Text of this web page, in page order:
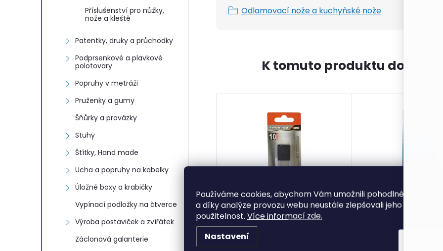
Používáme cookies, abychom Vám umožnili pohodlné prohlížení
a díky analýze provozu webu neustále zlepšovali jeho funkce,
použitelnost. Více informací zde.
Nastavení
Příslušenství pro nůžky,
nože a kleště
Patentky, druky a průchodky
Podprsenkové a plavkové
polotovary
Popruhy v metráži
Pruženky a gumy
Šňůrky a provázky
Stuhy
Štítky, Hand made
Ucha a popruhy na kabelky
Úložné boxy a krabičky
Vypínací podložky na čtverce
Výroba postaviček a zvířátek
Záclonová galanterie
Odlamovací nože a kuchyňské nože
K tomuto produktu